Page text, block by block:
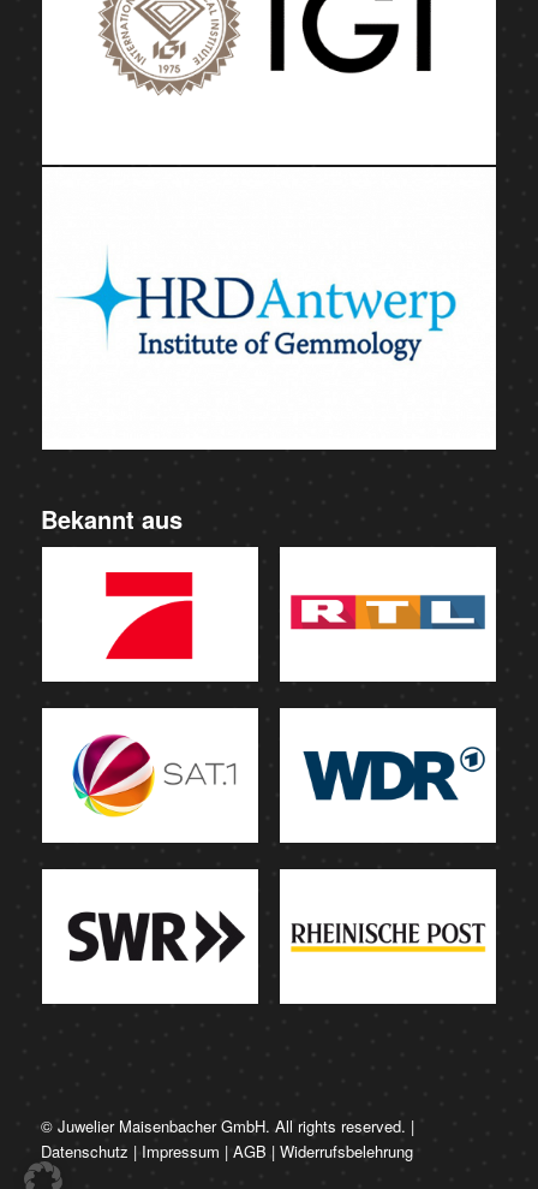
Bekannt aus
© Juwelier Maisenbacher GmbH. All rights reserved. |
Datenschutz | Impressum | AGB | Widerrufsbelehrung